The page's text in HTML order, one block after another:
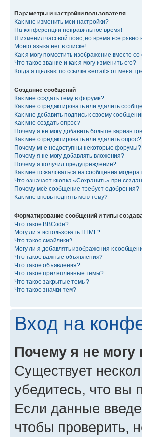
Параметры и настройки пользователя
Как мне изменить мои настройки?
На конференции неправильное время!
Я изменил часовой пояс, но время все равно
Моего языка нет в списке!
Как я могу поместить изображение вместе
Что такое звание и как я могу изменить его?
Когда я щёлкаю по ссылке «email» от меня
Создание сообщений
Как мне создать тему в форуме?
Как мне отредактировать или удалить
Как мне добавить подпись к своему
Как мне создать опрос?
Почему я не могу добавить больше
Как мне отредактировать или удалить опрос?
Почему мне недоступны некоторые форумы?
Почему я не могу добавлять вложения?
Почему я получил предупреждение?
Как мне пожаловаться на сообщения
Что означает кнопка «Сохранить» при
Почему моё сообщение требует одобрения?
Как мне вновь поднять мою тему?
Форматирование сообщений и типы
Что такое BBCode?
Могу ли я использовать HTML?
Что такое смайлики?
Могу ли я добавлять изображения к
Что такое важные объявления?
Что такое объявления?
Что такое прилепленные темы?
Что такое закрытые темы?
Что такое значки тем?
Вход на
Почему я не могу
Существует
убедитесь, что вы
Если данные
чтобы проверить,